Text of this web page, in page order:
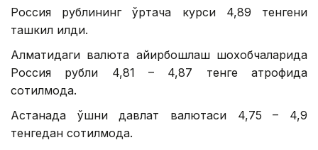
Россия рублининг ўртача курси 4,89 тенгени
ташкил қилди.
Алматидаги валюта айирбошлаш шохобчаларида
Россия рубли 4,81 – 4,87 тенге атрофида
сотилмоқда.
Астанада қўшни давлат валютаси 4,75 – 4,9
тенгедан сотилмоқда.